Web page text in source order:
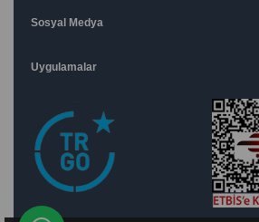
Sosyal Medya
Uygulamalar